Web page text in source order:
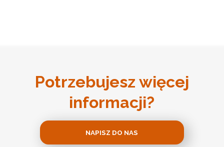
Potrzebujesz więcej
informacji?
NAPISZ DO NAS